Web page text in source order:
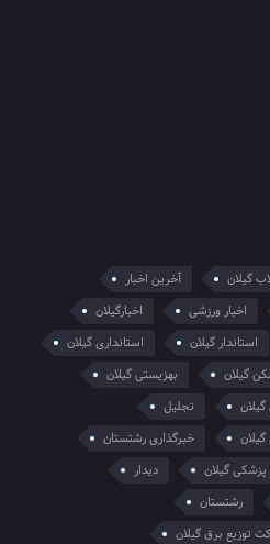
گیلان
آخرین اخبار
اخبار ورزشی
اخبارگیلان
استاندار گیلان
استانداری گیلان
گیلان
بهزیستی گیلان
تجلیل
خبرگذاری رشتستان
پزشکی گیلان
دیدار
رشتستان
توزیع برق گیلان